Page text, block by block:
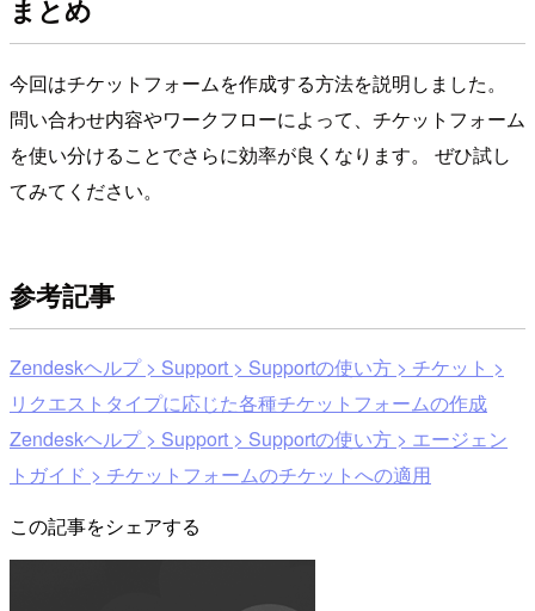
まとめ
今回はチケットフォームを作成する方法を説明しました。
問い合わせ内容やワークフローによって、チケットフォーム
を使い分けることでさらに効率が良くなります。 ぜひ試し
てみてください。
参考記事
Zendeskヘルプ > Support > Supportの使い方 > チケット >
リクエストタイプに応じた各種チケットフォームの作成
Zendeskヘルプ > Support > Supportの使い方 > エージェン
トガイド > チケットフォームのチケットへの適用
この記事をシェアする